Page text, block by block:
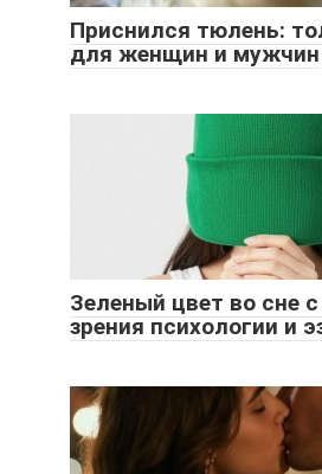
Приснился тюлень:
для женщин и мужчин
Зеленый цвет во сне
зрения психологии и